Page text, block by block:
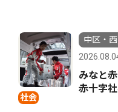
社会
中区・
みなと
赤十字